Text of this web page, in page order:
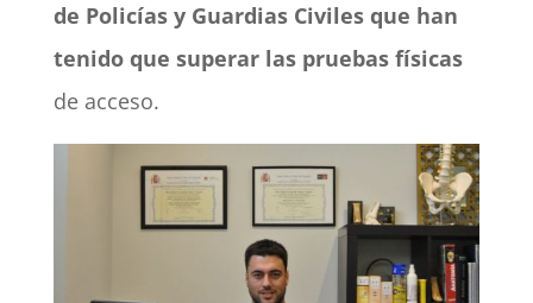
de Policías y Guardias Civiles que han
tenido que superar las pruebas físicas
de acceso.